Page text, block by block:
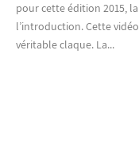
pour cette édition 2015,
l’introduction. Cette
véritable claque. La...